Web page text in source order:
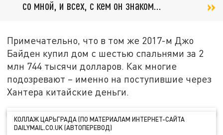
со мной, и всех, с кем он знаком…
Примечательно, что в том же 2017-м Джо
Байден купил дом с шестью спальнями за 2
млн 744 тысячи долларов. Как многие
подозревают – именно на поступившие через
Хантера китайские деньги.
КОЛЛАЖ ЦАРЬГРАДА (ПО МАТЕРИАЛАМ ИНТЕРНЕТ-САЙТА
DAILYMAIL.CO.UK (АВТОПЕРЕВОД)